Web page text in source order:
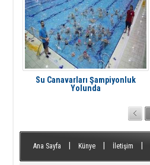
Su Canavarları Şampiyonluk
Yolunda
Ana Sayfa Künye İletişim